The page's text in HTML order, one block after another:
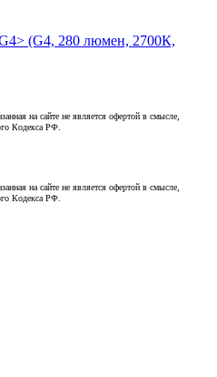
(G4, 280 люмен, 2700К,
на сайте не является офертой в смысле,
Кодекса РФ.
на сайте не является офертой в смысле,
Кодекса РФ.